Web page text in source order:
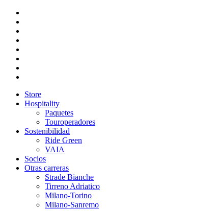
Store
Hospitality
Paquetes
Touroperadores
Sostenibilidad
Ride Green
VAIA
Socios
Otras carreras
Strade Bianche
Tirreno Adriatico
Milano-Torino
Milano-Sanremo